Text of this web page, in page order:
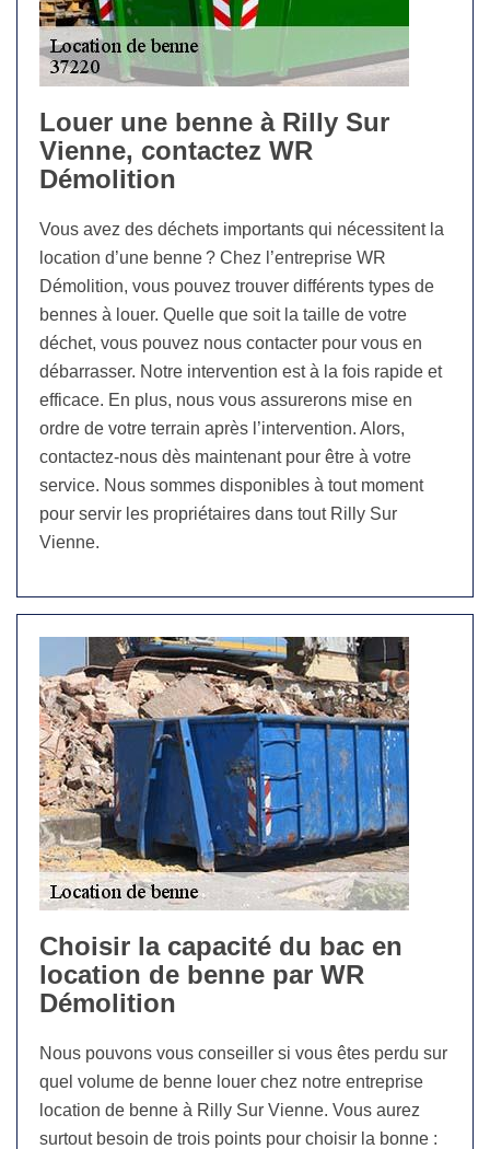
Louer une benne à Rilly Sur
Vienne, contactez WR
Démolition
Vous avez des déchets importants qui nécessitent la
location d’une benne ? Chez l’entreprise WR
Démolition, vous pouvez trouver différents types de
bennes à louer. Quelle que soit la taille de votre
déchet, vous pouvez nous contacter pour vous en
débarrasser. Notre intervention est à la fois rapide et
efficace. En plus, nous vous assurerons mise en
ordre de votre terrain après l’intervention. Alors,
contactez-nous dès maintenant pour être à votre
service. Nous sommes disponibles à tout moment
pour servir les propriétaires dans tout Rilly Sur
Vienne.
Choisir la capacité du bac en
location de benne par WR
Démolition
Nous pouvons vous conseiller si vous êtes perdu sur
quel volume de benne louer chez notre entreprise
location de benne à Rilly Sur Vienne. Vous aurez
surtout besoin de trois points pour choisir la bonne :